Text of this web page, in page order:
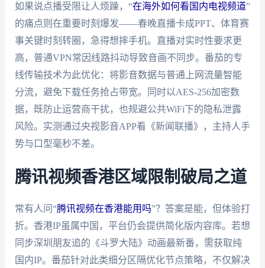
如果说点播受限让人烦躁，“在海外如何看国内电视频道”
的痛点则在重要时刻爆发——春晚直播卡成PPT、体育赛
事关键时刻转圈，急得想摔手机。直播对实时性要求更
高，普通VPN常因线路抖动导致音画不同步。番茄的专
线传输技术为此优化：将影音数据与普通上网流量智能
分流，避免下载任务抢占带宽。同时以AES-256加密数
据，既防止运营商干扰，也规避公共WiFi下的隐私泄露
风险。实测通过央视影音APP看《新闻联播》，主持人手
势与口型毫秒不差。
腾讯视频香港区域限制破局之道
常有人问“腾讯视频在香港能用吗”？答案是能，但体验打
折。香港IP虽属中国，平台仍会提供简化版内容库。若想
同步深圳朋友追的《斗罗大陆》动画最新番，需获取纯
国内IP。番茄针对此类细分区隔优化节点策略，不仅解决